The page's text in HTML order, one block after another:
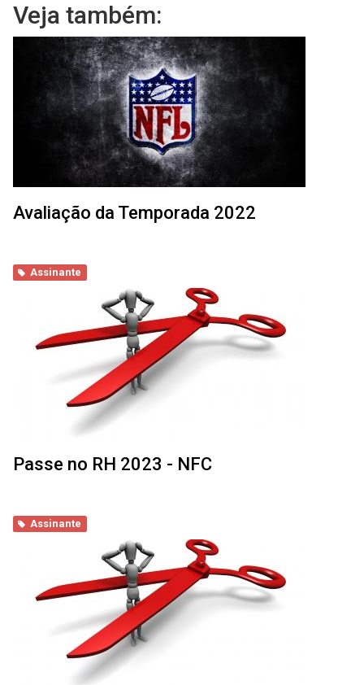
Veja também:
Avaliação da Temporada 2022
Assinante
Passe no RH 2023 - NFC
Assinante